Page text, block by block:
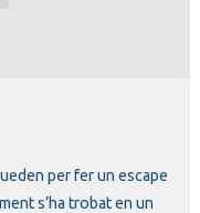
per fer un escape
s’ha trobat en un